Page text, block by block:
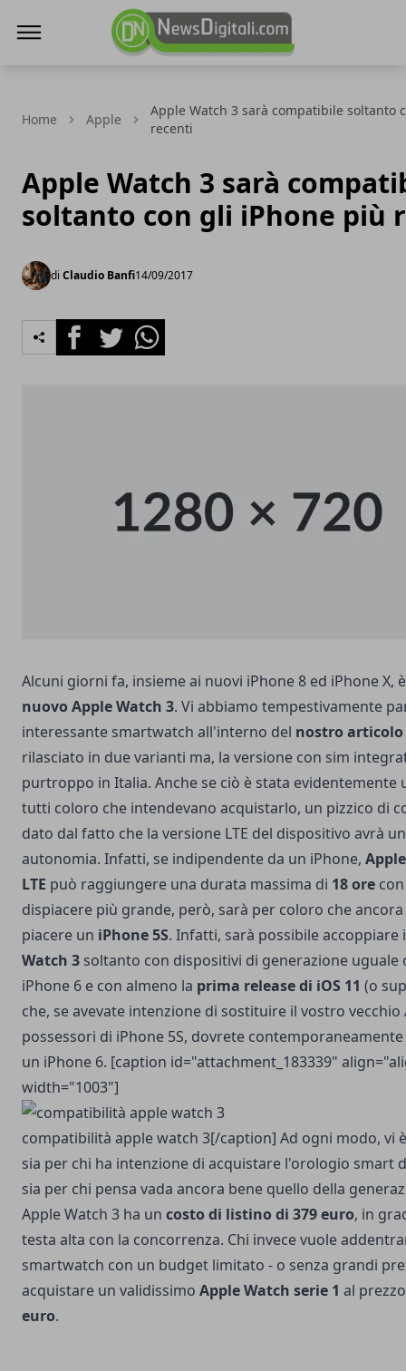
Home Apple
Apple Watch 3 sarà compatibile soltanto
recenti
Apple Watch 3 sarà
soltanto con gli iPhone più
di Claudio Banfi14/09/2017
FacebookTwitterWhatsapp
Alcuni giorni fa, insieme ai nuovi iPhone 8 ed iPhone X,
nuovo Apple Watch 3. Vi abbiamo tempestivamente
interessante smartwatch all'interno del nostro
rilasciato in due varianti ma, la versione con sim
purtroppo in Italia. Anche se ciò è stata evidentemente
tutti coloro che intendevano acquistarlo, un pizzico di
dato dal fatto che la versione LTE del dispositivo avrà
autonomia. Infatti, se indipendente da un iPhone,
LTE può raggiungere una durata massima di 18 ore
dispiacere più grande, però, sarà per coloro che
piacere un iPhone 5S. Infatti, sarà possibile accoppiare
Watch 3 soltanto con dispositivi di generazione uguale
iPhone 6 e con almeno la prima release di iOS 11 (o
che, se avevate intenzione di sostituire il vostro vecchio
possessori di iPhone 5S, dovrete
un iPhone 6. [caption id="attachment_183339"
width="1003"]
compatibilità apple watch 3[/caption] Ad ogni modo, vi
sia per chi ha intenzione di acquistare l'orologio smart
sia per chi pensa vada ancora bene quello della
Apple Watch 3 ha un costo di listino di 379 euro, in
testa alta con la concorrenza. Chi invece vuole
smartwatch con un budget limitato - o senza grandi
acquistare un validissimo Apple Watch serie 1 al
euro.